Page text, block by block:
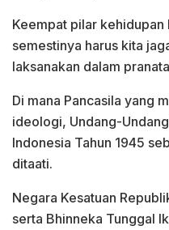
Keempat pilar
semestinya harus kita
laksanakan dalam
Di mana Pancasila yang
ideologi, Undang-
Indonesia Tahun 1945
ditaati.
Negara Kesatuan
serta Bhinneka Tunggal